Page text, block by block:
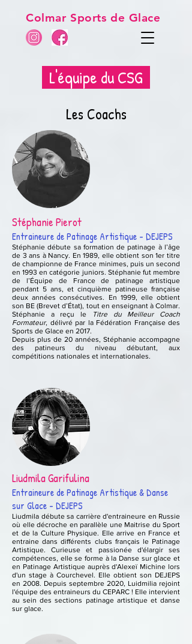
Colmar Sports de Glace
L'équipe du CSG
Les Coachs
Stéphanie Pierot
Entraineure de Patinage Artistique - DEJEPS
Stéphanie débute sa formation de patinage à l’âge
de 3 ans à Nancy. En 1989, elle obtient son 1er titre
de championne de France minimes, puis un second
en 1993 en catégorie juniors. Stéphanie fut membre
de l’Équipe de France de patinage artistique
pendant 5 ans, et cinquième patineuse française
deux années consécutives. En 1999, elle obtient
son BE (Brevet d’État), tout en enseignant à Colmar.
Stéphanie a reçu le
Titre du Meilleur Coach
Formateur, délivré par la Fédération Française des
Sports de Glace en 2017.
Depuis plus de 20 années, Stéphanie accompagne
des patineurs du niveau débutant, aux
compétitions nationales et internationales.
Liudmila Garifulina
Entraineure de Patinage Artistique& Danse
sur Glace - DEJEPS
Liudmila débute sa carrière d'entraineure en Russie
où elle décroche en parallèle une Maitrise du Sport
et de la Culture Physique. Elle arrive en France et
entraine dans différents clubs français le Patinage
Artistique. Curieuse et passionée d'élargir ses
compétences, elle se forme à la Danse sur glace et
en Patinage Artistique auprès d'Alexeï Michine lors
d'un stage à Courchevel. Elle obtient son DEJEPS
en 2008. Depuis septembre 2020, Luidmilia rejoint
l'équipe des entraineurs du CEPARC ! Elle intervient
au sein des sections patinage artistique et danse
sur glace.